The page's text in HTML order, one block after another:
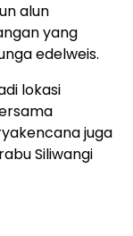
alun
yang
edelweis.
lokasi
juga
Siliwangi